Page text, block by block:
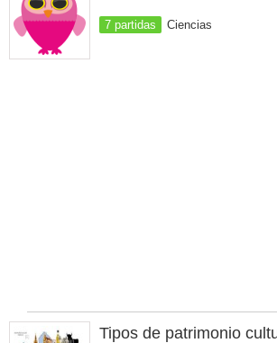
7 partidas Ciencias
Tipos de patrimonio